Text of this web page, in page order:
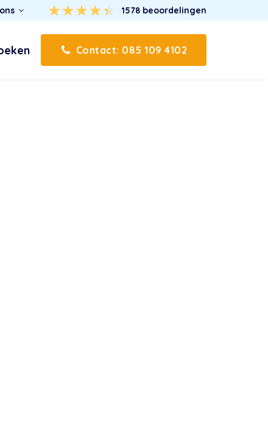
1578 beoordelingen
Contact: 085 109 4102